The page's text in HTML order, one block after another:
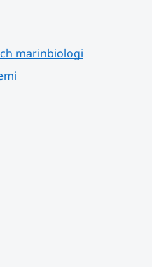
marinbiologi